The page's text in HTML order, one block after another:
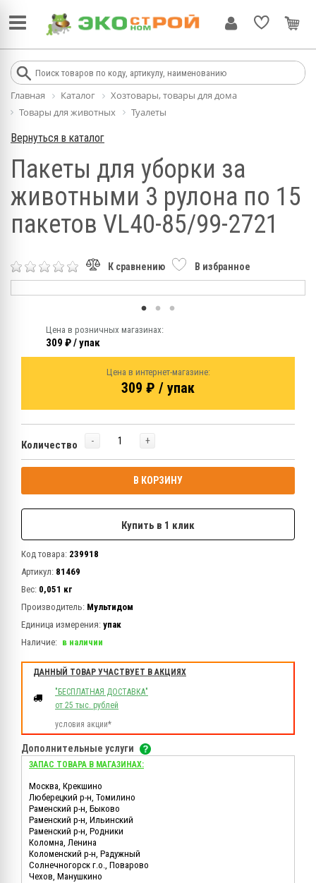
Главная Каталог
Хозтовары, товары для дома
Товары для животных
Туалеты
Вернуться в каталог
Пакеты для уборки за
животными 3 рулона по 15
пакетов VL40-85/99-2721
К сравнению В избранное
Цена в розничных магазинах:
309 ₽ / упак
Цена в интернет-магазине:
309 ₽ / упак
Количество - +
В КОРЗИНУ
Купить в 1 клик
Код товара: 239918
Артикул: 81469
Вес: 0,051 кг
Производитель: Мультидом
Единица измерения: упак
Наличие: в наличии
ДАННЫЙ ТОВАР УЧАСТВУЕТ В АКЦИЯХ
"БЕСПЛАТНАЯ ДОСТАВКА"
от 25 тыс. рублей
условия акции*
Дополнительные услуги
ЗАПАС ТОВАРА В МАГАЗИНАХ:
Москва, Крекшино
Люберецкий р-н, Томилино
Раменский р-н, Быково
Раменский р-н, Ильинский
Раменский р-н, Родники
Коломна, Ленина
Коломенский р-н, Радужный
Солнечногорск г.о., Поварово
Чехов, Манушкино